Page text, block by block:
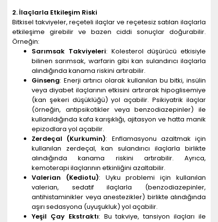
2. İlaçlarla Etkileşim Riski
Bitkisel takviyeler, reçeteli ilaçlar ve reçetesiz satılan ilaçlarla
etkileşime girebilir ve bazen ciddi sonuçlar doğurabilir.
Örneğin:
Sarımsak Takviyeleri: Kolesterol düşürücü etkisiyle
bilinen sarımsak, warfarin gibi kan sulandırıcı ilaçlarla
alındığında kanama riskini artırabilir.
Ginseng: Enerji artırıcı olarak kullanılan bu bitki, insülin
veya diyabet ilaçlarının etkisini artırarak hipoglisemiye
(kan şekeri düşüklüğü) yol açabilir. Psikiyatrik ilaçlar
(örneğin, antipsikotikler veya benzodiazepinler) ile
kullanıldığında kafa karışıklığı, ajitasyon ve hatta manik
epizodlara yol açabilir.
Zerdeçal (Kurkumin): Enflamasyonu azaltmak için
kullanılan zerdeçal, kan sulandırıcı ilaçlarla birlikte
alındığında kanama riskini artırabilir. Ayrıca,
kemoterapi ilaçlarının etkinliğini azaltabilir.
Valerian (Kediotu): Uyku problemi için kullanılan
valerian, sedatif ilaçlarla (benzodiazepinler,
antihistaminikler veya anestezikler) birlikte alındığında
aşırı sedasyona (uyuşukluk) yol açabilir.
Yeşil Çay Ekstraktı: Bu takviye, tansiyon ilaçları ile